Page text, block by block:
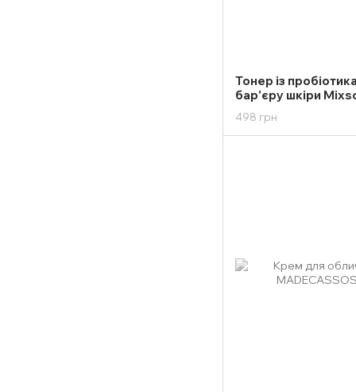
Тонер із
бар'єру шкіри
300ml
498 грн